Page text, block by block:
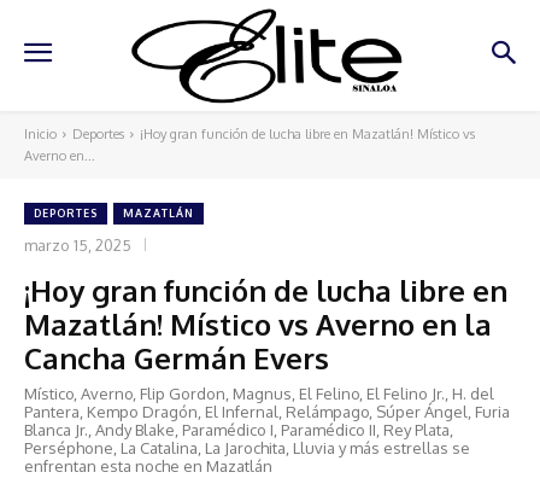
Inicio Deportes
¡Hoy gran función de lucha libre en Mazatlán! Místico vs
Averno en...
DEPORTES MAZATLÁN
marzo 15, 2025
¡Hoy gran función de lucha libre en
Mazatlán! Místico vs Averno en la
Cancha Germán Evers
Místico, Averno, Flip Gordon, Magnus, El Felino, El Felino Jr., H. del
Pantera, Kempo Dragón, El Infernal, Relámpago, Súper Ángel, Furia
Blanca Jr., Andy Blake, Paramédico I, Paramédico II, Rey Plata,
Perséphone, La Catalina, La Jarochita, Lluvia y más estrellas se
enfrentan esta noche en Mazatlán